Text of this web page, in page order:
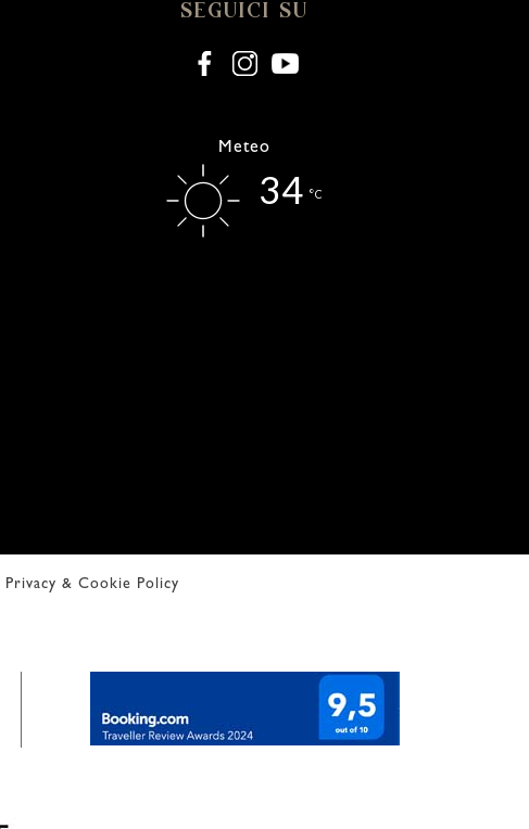
SEGUICI SU
Meteo
34 °C
Privacy & Cookie Policy